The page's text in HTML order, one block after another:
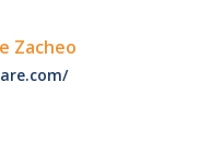
Zacheo